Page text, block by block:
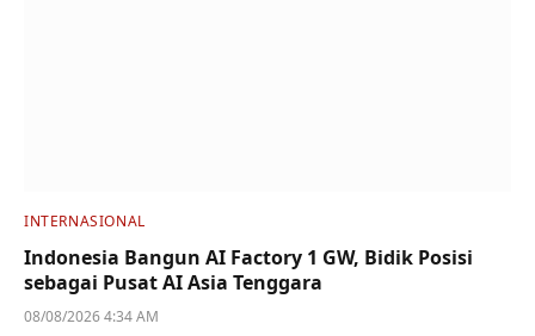
INTERNASIONAL
Indonesia Bangun AI Factory 1 GW, Bidik Posisi
sebagai Pusat AI Asia Tenggara
08/08/2026 4:34 AM